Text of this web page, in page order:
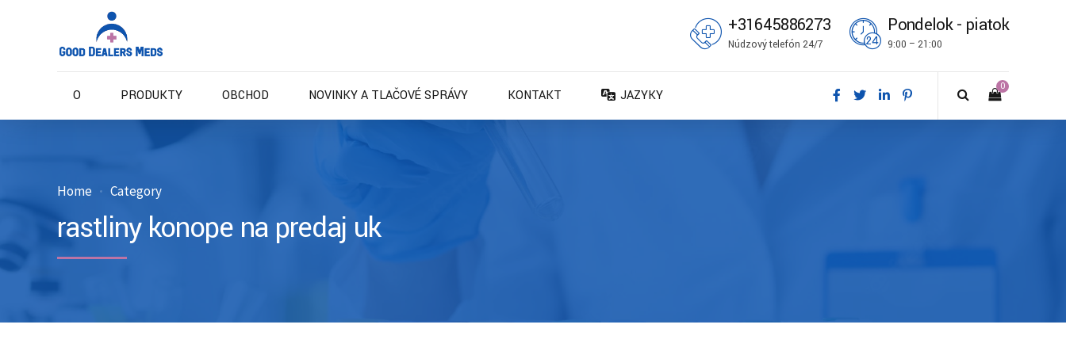
+31645886273
Núdzový telefón 24/7
Pondelok - piatok
9:00 – 21:00
0
O PRODUKTY OBCHOD NOVINKY A TLAČOVÉ SPRÁVY KONTAKT
JAZYKY
Home Category
rastliny konope na predaj uk